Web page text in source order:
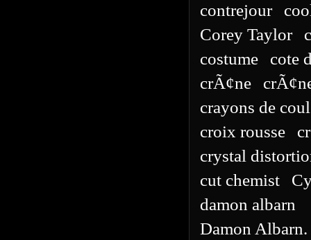
contrejour
Corey Taylor
costume
cote
crÃ¢ne
crayons de
croix rousse
crystal
cut chemist
damon albarn
Damon Albarn.